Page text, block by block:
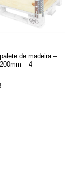
de madeira –
– 4